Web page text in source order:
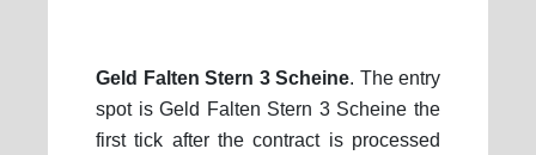
Geld Falten Stern 3 Scheine. The entry
spot is Geld Falten Stern 3 Scheine the
first tick after the contract is processed